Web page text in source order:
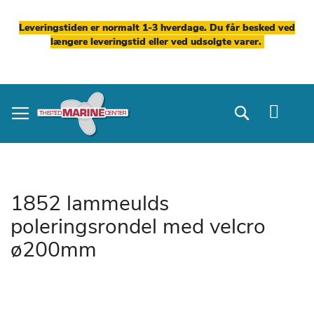
Leveringstiden er normalt 1-3 hverdage. Du får besked ved
længere leveringstid eller ved udsolgte varer.
to
Content
Search
1852 lammeulds
poleringsrondel med velcro
ø200mm